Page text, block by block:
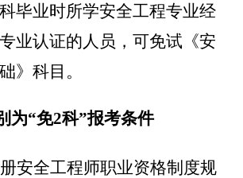
毕业时所学安全工程专业经
业认证的人员，可免试《安
》科目。
为“免2科”报考条件
安全工程师职业资格制度规